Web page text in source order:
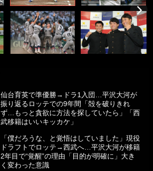
仙台育英で準優勝→ドラ1入団…平沢大河が
振り返るロッテでの9年間「殻を破りきれ
ず…もっと貪欲に方法を探していたら」「西
武移籍はいいキッカケ」
「僕だろうな、と覚悟はしていました」現役
ドラフトでロッテ→西武へ…平沢大河が移籍
2年目で“覚醒”の理由「目的が明確に」大き
く変わった意識